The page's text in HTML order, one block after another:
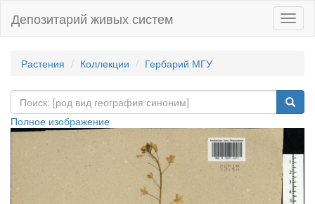
Депозитарий живых систем
Растения Коллекции Гербарий МГУ
Полное изображение